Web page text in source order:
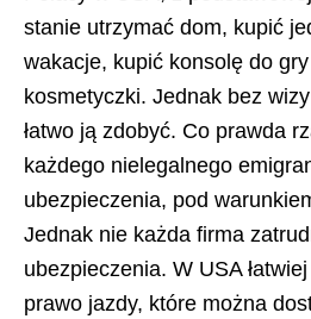
stanie utrzymać dom, kupić
wakacje, kupić konsolę do
kosmetyczki. Jednak bez
łatwo ją zdobyć. Co prawda
każdego nielegalnego
ubezpieczenia, pod
Jednak nie każda firma
ubezpieczenia. W USA
prawo jazdy, które można